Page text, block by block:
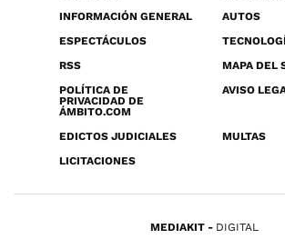
INFORMACIÓN GENERAL
AUTOS
ESPECTÁCULOS
RSS
MAPA DEL
POLÍTICA DE
PRIVACIDAD DE
ÁMBITO.COM
AVISO
EDICTOS JUDICIALES
MULTAS
LICITACIONES
MEDIAKIT DIGITAL